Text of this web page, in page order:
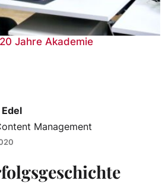
20 Jahre Akademie
Management